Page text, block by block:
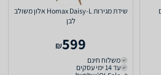
שידת מגירות Homax Daisy-L אלון משולב
לבן
599
₪
משלוח חינם
עד 14 ימי עסקים